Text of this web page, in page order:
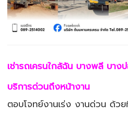
เช่ารถเครนใกล้ฉัน บางพลี บาง
บริการด่วนถึงหน้างาน
ตอบโจทย์งานเร่ง งานด่วน ด้วย